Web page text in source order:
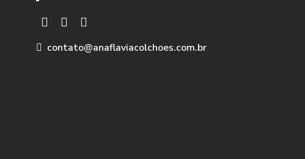
contato@anaflaviacolchoes.com.br